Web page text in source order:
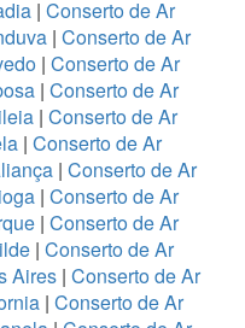
| Conserto de Ar
| Conserto de Ar
| Conserto de Ar
| Conserto de Ar
| Conserto de Ar
| Conserto de Ar
| Conserto de Ar
| Conserto de Ar
| Conserto de Ar
| Conserto de Ar
Aires| Conserto de Ar
| Conserto de Ar